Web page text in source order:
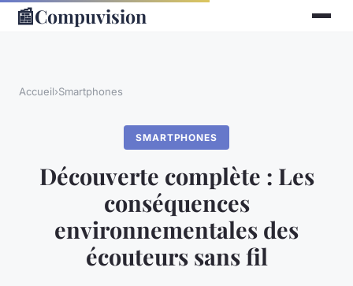
📰Compuvision
Accueil›Smartphones
SMARTPHONES
Découverte complète : Les
conséquences
environnementales des
écouteurs sans fil